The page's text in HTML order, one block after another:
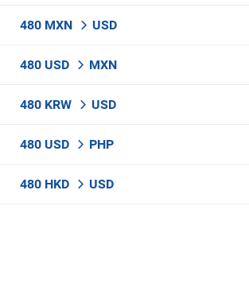
480 MXN USD
480 USD MXN
480 KRW USD
480 USD PHP
480 HKD USD